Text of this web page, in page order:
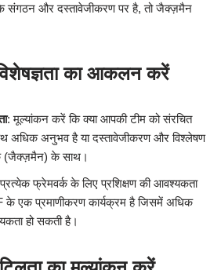
संगठन और दस्तावेजीकरण पर है, तो जैक्ज़मैन
का आकलन करें
: मूल्यांकन करें कि क्या आपकी टीम को संरचित
अधिक अनुभव है या दस्तावेजीकरण और विश्लेषण
(जैक्ज़मैन) के साथ।
फ्रेमवर्क के लिए प्रशिक्षण की आवश्यकता
के एक प्रमाणीकरण कार्यक्रम है जिसमें अधिक
हो सकती है।